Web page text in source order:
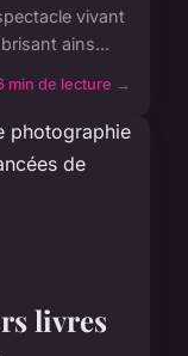
vivant
ains...
min de lecture →
livres